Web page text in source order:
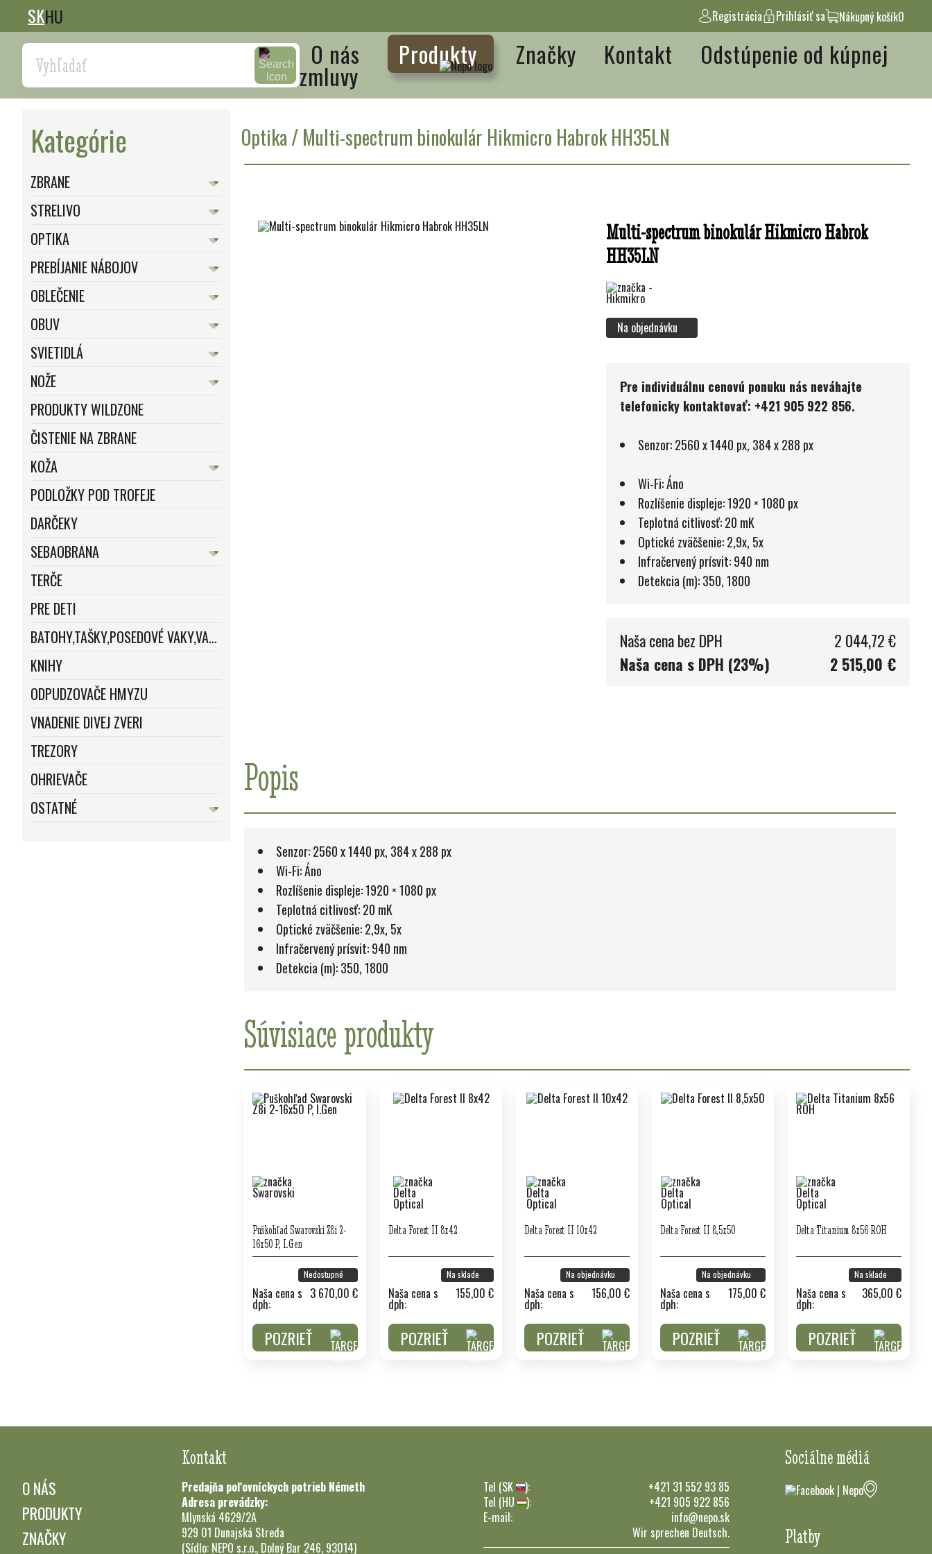
SKHU Registrácia Prihlásiť sa Nákupný košík0
Search O nás Produkty Značky Kontakt Odstúpenie od kúpnej
zmluvy
Kategórie
ZBRANE
STRELIVO
OPTIKA
PREBÍJANIE NÁBOJOV
OBLEČENIE
OBUV
SVIETIDLÁ
NOŽE
PRODUKTY WILDZONE
ČISTENIE NA ZBRANE
KOŽA
PODLOŽKY POD TROFEJE
DARČEKY
SEBAOBRANA
TERČE
PRE DETI
BATOHY,TAŠKY,POSEDOVÉ VAKY,VAKY
KNIHY
ODPUDZOVAČE HMYZU
VNADENIE DIVEJ ZVERI
TREZORY
OHRIEVAČE
OSTATNÉ
Optika/Multi-spectrum binokulár Hikmicro Habrok HH35LN
Multi-spectrum binokulár Hikmicro Habrok
HH35LN
Na objednávku
Pre individuálnu cenovú ponuku nás neváhajte
telefonicky kontaktovať: +421 905 922 856.
Senzor: 2560 x 1440 px, 384 x 288 px
Wi-Fi: Áno
Rozlíšenie displeje: 1920 × 1080 px
Teplotná citlivosť: 20 mK
Optické zväčšenie: 2,9x, 5x
Infračervený prísvit: 940 nm
Detekcia (m): 350, 1800
Naša cena bez DPH
2 044,72 €
Naša cena s DPH (23%)
2 515,00 €
Popis
Senzor: 2560 x 1440 px, 384 x 288 px
Wi-Fi: Áno
Rozlíšenie displeje: 1920 × 1080 px
Teplotná citlivosť:20 mK
Optické zväčšenie: 2,9x, 5x
Infračervený prísvit: 940 nm
Detekcia (m): 350, 1800
Súvisiace produkty
Puškohľad Swarovski Z8i 2-
16x50 P, I.Gen
Nedostupné
Naša cena s
dph:
3 670,00 €
POZRIEŤ
Delta Forest II 8x42
Na sklade
Naša cena s
dph:
155,00 €
POZRIEŤ
Delta Forest II 10x42
Na objednávku
Naša cena s
dph:
156,00 €
POZRIEŤ
Delta Forest II 8,5x50
Na objednávku
Naša cena s
dph:
175,00 €
POZRIEŤ
Delta Titanium 8x56 ROH
Na sklade
Naša cena s
dph:
365,00 €
POZRIEŤ
O NÁS
PRODUKTY
ZNAČKY
Kontakt
Predajňa poľovníckych potrieb Németh
Adresa prevádzky:
Mlynská 4629/2A
929 01 Dunajská Streda
(Sídlo: NEPO s.r.o., Dolný Bar 246, 93014)
Tel (SK ):
+421 31 552 93 85
Tel (HU
):
+421 905 922 856
E-mail:
info@nepo.sk
Wir sprechen Deutsch.
Sociálne médiá
Platby